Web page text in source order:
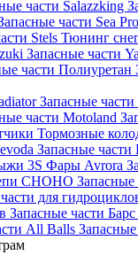
части Salazzking
части Sea Pro
Stels Тюнинг
Запасные части
части Полиуретан
Запасные
части Motoland
Тормозные
Запасные части
3S Фары Avrora
CHOHO Запасные
для
Запасные части Барс
All Balls